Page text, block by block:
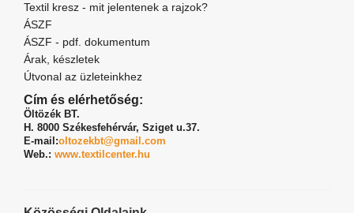
Textil kresz - mit jelentenek a rajzok?
ÁSZF
ÁSZF - pdf. dokumentum
Árak, készletek
Útvonal az üzleteinkhez
Cím és elérhetőség:
Öltözék BT.
H. 8000 Székesfehérvár, Sziget u.37.
E-mail:oltozekbt@gmail.com
Web.: www.textilcenter.hu